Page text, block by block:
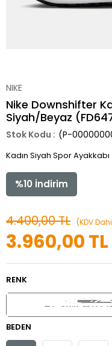
NIKE
Nike Downshifter
Siyah/Beyaz
(P-
Kadın Siyah Spor Ayakkabı
%10 İndirim
4.400,00 TL (KDV
3.960,00 TL
RENK
BEDEN